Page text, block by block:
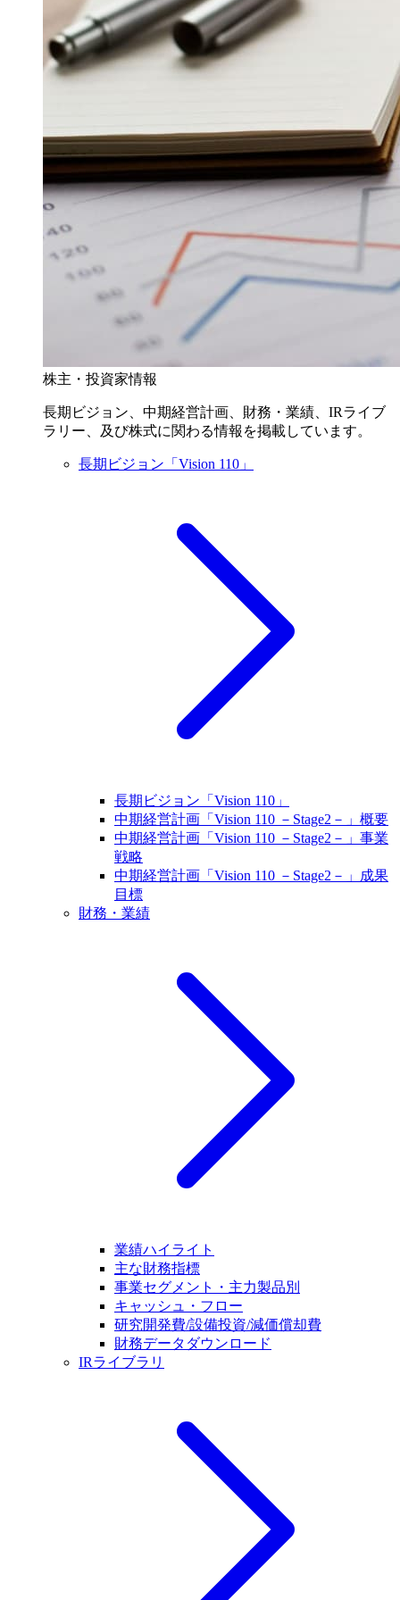
株主・投資家情報
長期ビジョン、中期経営計画、財務・業績、IRライブ
ラリー、及び株式に関わる情報を掲載しています。
長期ビジョン「Vision 110」
長期ビジョン「Vision 110」
中期経営計画「Vision 110 －Stage2－」概要
中期経営計画「Vision 110 －Stage2－」事業
戦略
中期経営計画「Vision 110 －Stage2－」成果
目標
財務・業績
業績ハイライト
主な財務指標
事業セグメント・主力製品別
キャッシュ・フロー
研究開発費/設備投資/減価償却費
財務データダウンロード
IRライブラリ